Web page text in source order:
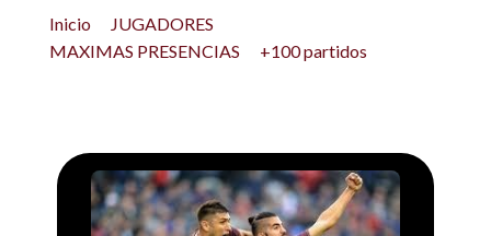
Inicio
JUGADORES
MAXIMAS PRESENCIAS
+100 partidos